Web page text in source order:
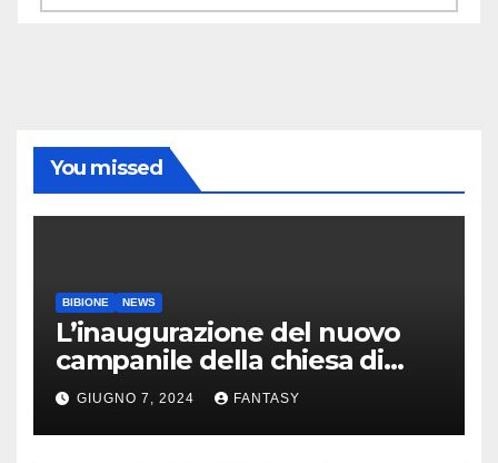
You missed
BIBIONE NEWS
L’inaugurazione del nuovo
campanile della chiesa di
Santa Maria Assunta di
Bibione
GIUGNO 7, 2024 FANTASY